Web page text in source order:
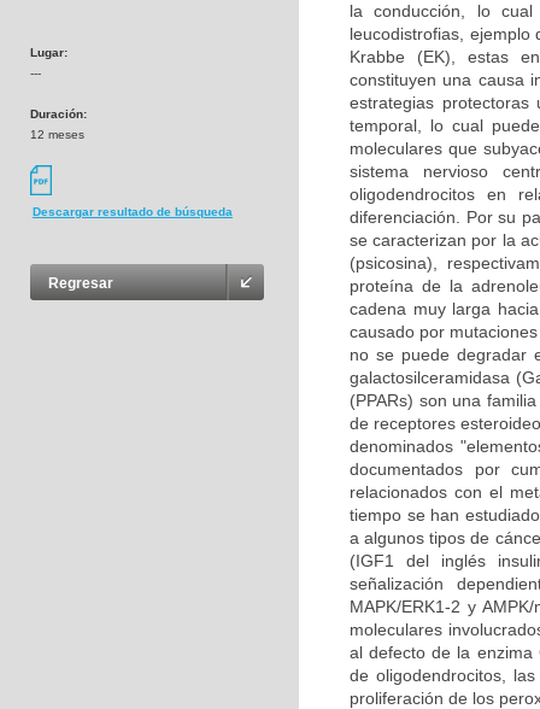
Lugar:
---
Duración:
12 meses
Descargar resultado de búsqueda
Regresar
la conducción, lo cual
leucodistrofias,
Krabbe (EK), estas
constituyen una causa
estrategias protectoras
temporal, lo cual
moleculares que
sistema nervioso
oligodendrocitos en
diferenciación. Por su
se caracterizan por la
(psicosina),
proteína de la
cadena muy larga
causado por
no se puede degradar
galactosilceramidasa
(PPARs) son una
de receptores
denominados
documentados por
relacionados con el
tiempo se han
a algunos tipos de
(IGF1 del inglés
señalización
MAPK/ERK1-2 y
moleculares
al defecto de la enzima
de oligodendrocitos,
proliferación de los